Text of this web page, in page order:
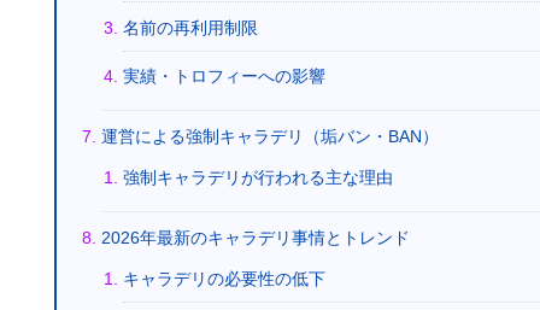
名前の再利用制限
実績・トロフィーへの影響
運営による強制キャラデリ（垢バン・BAN）
強制キャラデリが行われる主な理由
2026年最新のキャラデリ事情とトレンド
キャラデリの必要性の低下